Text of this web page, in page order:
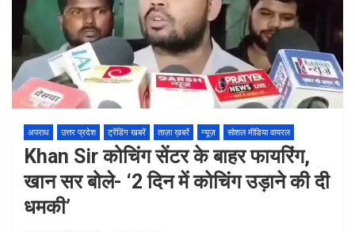
अपराध उत्तर प्रदेश ट्रेंडिंग खबरें ताज़ा ख़बरें न्यूज़ सोशल मीडिया वायरल
Khan Sir कोचिंग सेंटर के बाहर फायरिंग,
खान सर बोले- ‘2 दिन में कोचिंग उड़ाने की दी
धमकी’